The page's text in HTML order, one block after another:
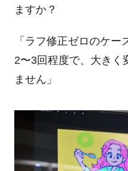
ますか？
「ラフ修正ゼロのケ
2〜3回程度で、大きく
ません」